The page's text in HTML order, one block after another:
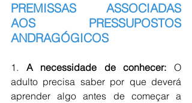
PREMISSAS ASSOCIADAS
AOS PRESSUPOSTOS
ANDRAGÓGICOS
1. A necessidade de conhecer: O
adulto precisa saber por que deverá
aprender algo antes de começar a